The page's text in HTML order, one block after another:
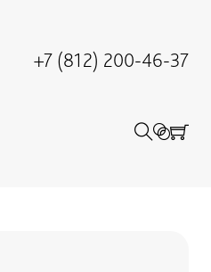
+7 (812) 200-46-37